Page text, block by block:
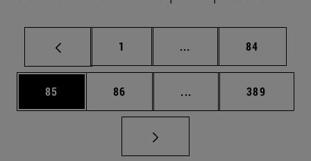
Página
1 ... Páginas intermedias
Página
84
Página
85 Página
86 ... Páginas intermedias
Página
389